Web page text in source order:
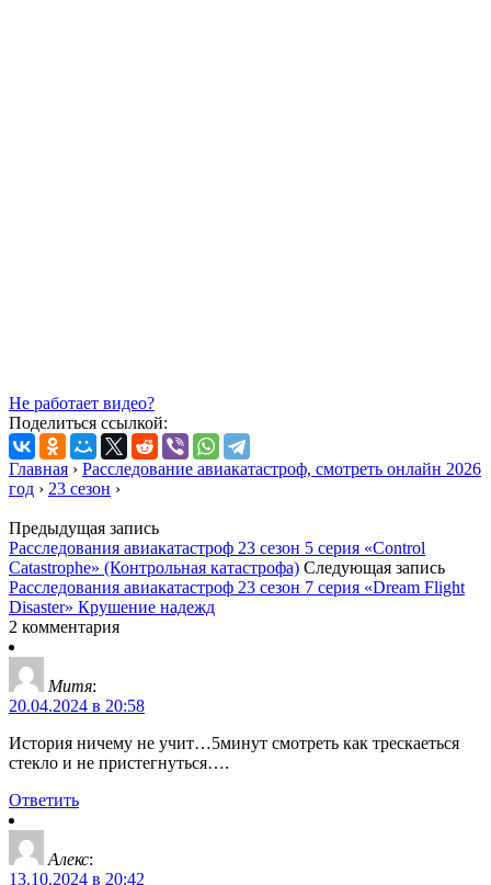
Не работает видео?
Поделиться ссылкой:
Главная › Расследование авиакатастроф, смотреть онлайн 2026
год › 23 сезон ›
Предыдущая запись
Расследования авиакатастроф 23 сезон 5 серия «Control
Catastrophe» (Контрольная катастрофа) Следующая запись
Расследования авиакатастроф 23 сезон 7 серия «Dream Flight
Disaster» Крушение надежд
2 комментария
Митя:
20.04.2024 в 20:58
История ничему не учит…5минут смотреть как трескаеться
стекло и не пристегнуться….
Ответить
Алекс:
13.10.2024 в 20:42